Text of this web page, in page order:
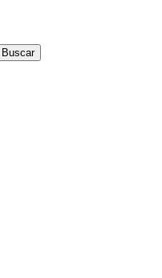
Buscar